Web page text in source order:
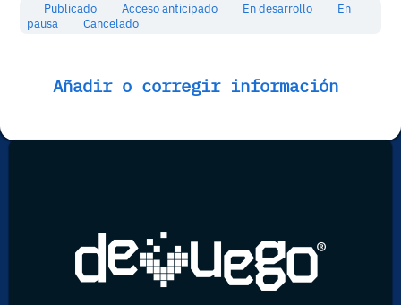
Publicado Acceso anticipado En desarrollo
En
pausa
Cancelado
Añadir o corregir información